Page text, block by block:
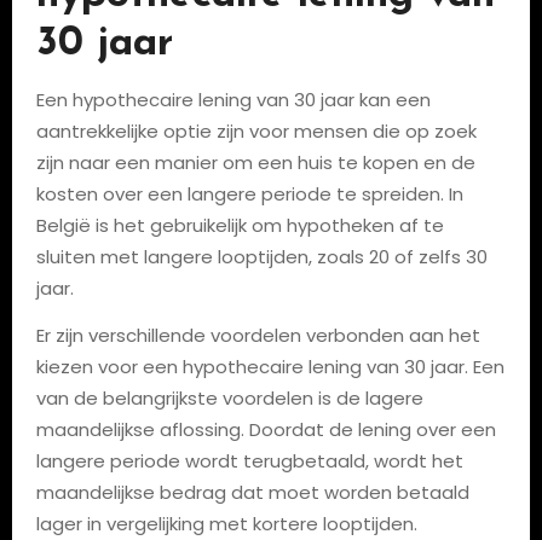
30 jaar
Een hypothecaire lening van 30 jaar kan een
aantrekkelijke optie zijn voor mensen die op zoek
zijn naar een manier om een huis te kopen en de
kosten over een langere periode te spreiden. In
België is het gebruikelijk om hypotheken af te
sluiten met langere looptijden, zoals 20 of zelfs 30
jaar.
Er zijn verschillende voordelen verbonden aan het
kiezen voor een hypothecaire lening van 30 jaar. Een
van de belangrijkste voordelen is de lagere
maandelijkse aflossing. Doordat de lening over een
langere periode wordt terugbetaald, wordt het
maandelijkse bedrag dat moet worden betaald
lager in vergelijking met kortere looptijden.